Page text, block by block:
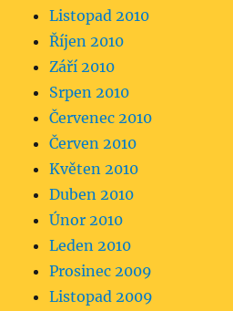
Listopad 2010
Říjen 2010
Září 2010
Srpen 2010
Červenec 2010
Červen 2010
Květen 2010
Duben 2010
Únor 2010
Leden 2010
Prosinec 2009
Listopad 2009